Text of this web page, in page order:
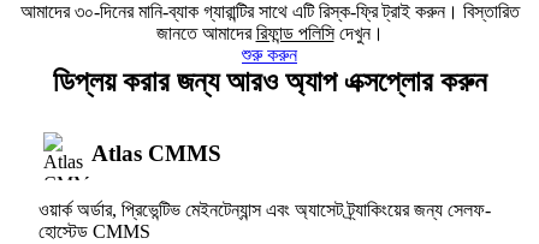
আমাদের ৩০-দিনের মানি-ব্যাক গ্যারান্টির সাথে এটি রিস্ক-ফ্রি ট্রাই করুন। বিস্তারিত
জানতে আমাদেররিফান্ড পলিসিদেখুন।
শুরু করুন
ডিপ্লয় করার জন্য আরও অ্যাপ এক্সপ্লোর করুন
Atlas CMMS
ওয়ার্ক অর্ডার, প্রিভেন্টিভ মেইনটেন্যান্স এবং অ্যাসেট ট্র্যাকিংয়ের জন্য সেলফ-
হোস্টেড CMMS